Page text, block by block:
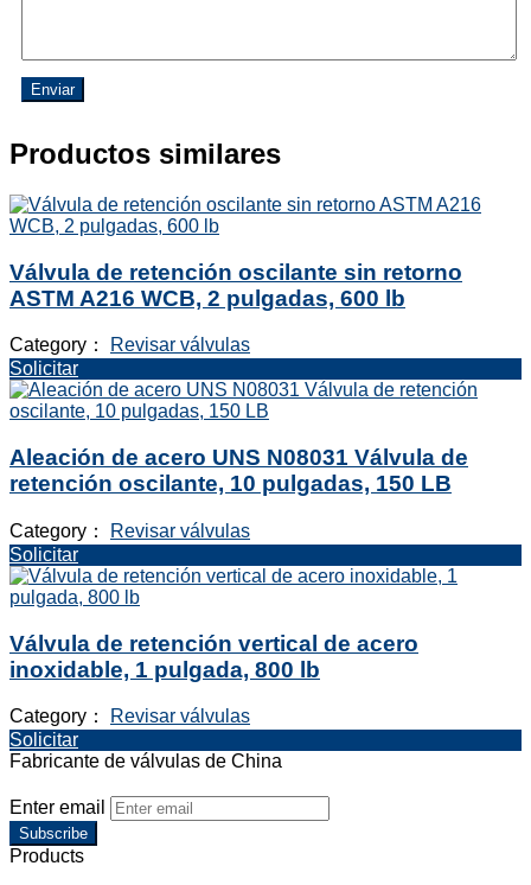
Enviar
Productos similares
Válvula de retención oscilante sin retorno
ASTM A216 WCB, 2 pulgadas, 600 lb
Category：
Revisar válvulas
Solicitar
Aleación de acero UNS N08031 Válvula de
retención oscilante, 10 pulgadas, 150 LB
Category：
Revisar válvulas
Solicitar
Válvula de retención vertical de acero
inoxidable, 1 pulgada, 800 lb
Category：
Revisar válvulas
Solicitar
Fabricante de válvulas de China
Enter email
Subscribe
Products